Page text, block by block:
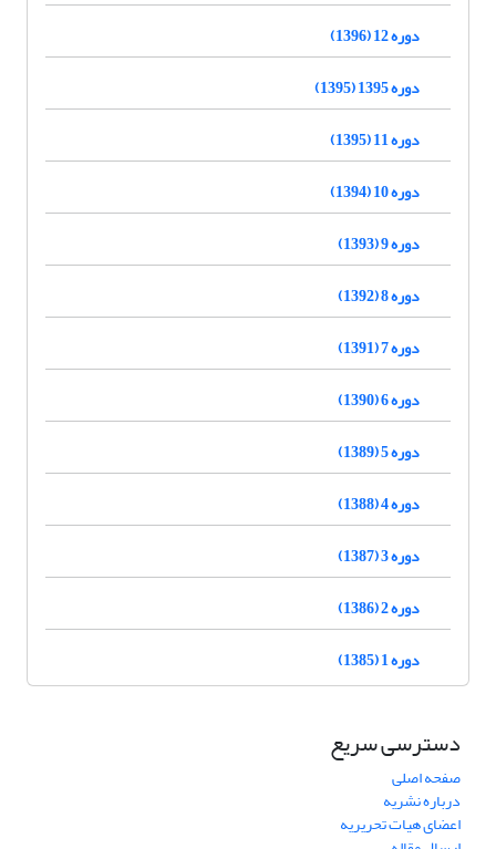
دوره 12 (1396)
دوره 1395 (1395)
دوره 11 (1395)
دوره 10 (1394)
دوره 9 (1393)
دوره 8 (1392)
دوره 7 (1391)
دوره 6 (1390)
دوره 5 (1389)
دوره 4 (1388)
دوره 3 (1387)
دوره 2 (1386)
دوره 1 (1385)
دسترسی سریع
صفحه اصلی
درباره نشریه
اعضای هیات تحریریه